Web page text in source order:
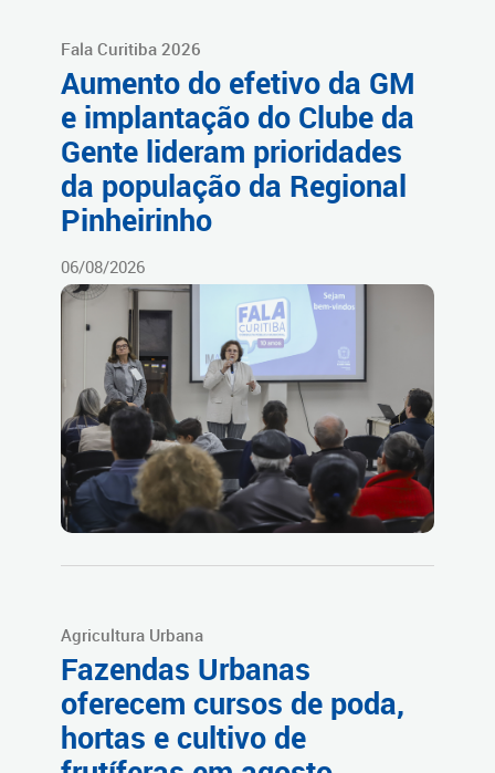
Fala Curitiba 2026
Aumento do efetivo da GM
e implantação do Clube da
Gente lideram prioridades
da população da Regional
Pinheirinho
06/08/2026
Agricultura Urbana
Fazendas Urbanas
oferecem cursos de poda,
hortas e cultivo de